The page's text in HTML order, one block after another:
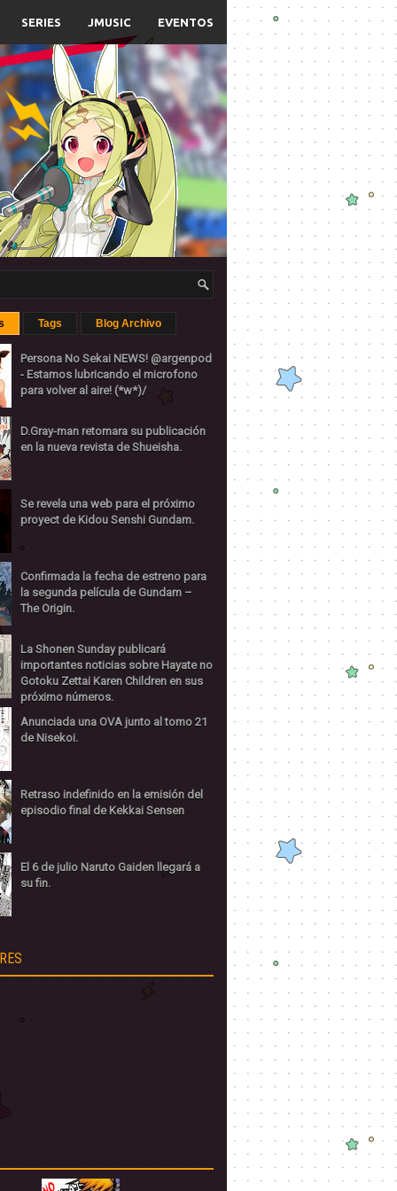
SERIES JMUSIC EVENTOS
Tags Blog Archivo
Persona No Sekai NEWS! @argenpod
- Estamos lubricando el microfono
para volver al aire! (*w*)/
D.Gray-man retomara su publicación
en la nueva revista de Shueisha.
Se revela una web para el próximo
proyect de Kidou Senshi Gundam.
Confirmada la fecha de estreno para
la segunda película de Gundam –
The Origin.
La Shonen Sunday publicará
importantes noticias sobre Hayate no
Gotoku Zettai Karen Children en sus
próximo números.
Anunciada una OVA junto al tomo 21
de Nisekoi.
Retraso indefinido en la emisión del
episodio final de Kekkai Sensen
El 6 de julio Naruto Gaiden llegará a
su fin.